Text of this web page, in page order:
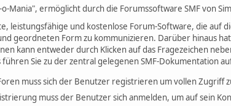
Mania", ermöglicht durch die Forumssoftware SMF von
leistungsfähige und kostenlose Forum-Software, die
geordneten Form zu kommunizieren. Darüber hinaus
kann entweder durch Klicken auf das Fragezeichen
Sie zu der zentral gelegenen SMF-Dokumentation
muss sich der Benutzer registrieren um vollen Zugriff
muss der Benutzer sich anmelden, um auf sein